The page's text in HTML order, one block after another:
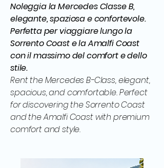
Noleggia la Mercedes Classe B,
elegante, spaziosa e confortevole.
Perfetta per viaggiare lungo la
Sorrento Coast e la Amalfi Coast
con il massimo del comfort e dello
stile.
Rent the Mercedes B-Class, elegant,
spacious, and comfortable. Perfect
for discovering the Sorrento Coast
and the Amalfi Coast with premium
comfort and style.